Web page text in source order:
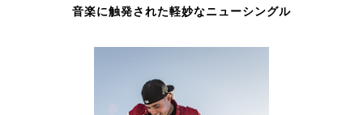
音楽に触発された軽妙なニューシングル